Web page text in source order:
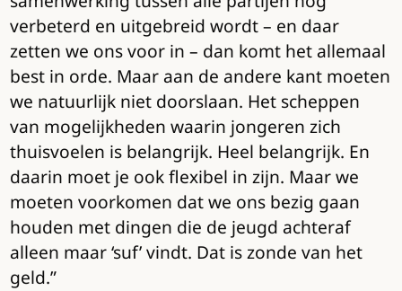
verbeterd en uitgebreid wordt – en daar
zetten we ons voor in – dan komt het allemaal
best in orde. Maar aan de andere kant moeten
we natuurlijk niet doorslaan. Het scheppen
van mogelijkheden waarin jongeren zich
thuisvoelen is belangrijk. Heel belangrijk. En
daarin moet je ook flexibel in zijn. Maar we
moeten voorkomen dat we ons bezig gaan
houden met dingen die de jeugd achteraf
alleen maar ‘suf’ vindt. Dat is zonde van het
geld.”